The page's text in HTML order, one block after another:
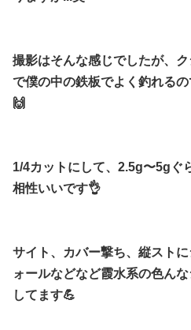
撮影はそんな感じでしたが、
で僕の中の鉄板でよく釣れる
🙌
1/4カットにして、2.5g〜5gぐ
相性いいです👌
サイト、カバー撃ち、縦スト
ォールなどなど霞水系の色ん
してます💪